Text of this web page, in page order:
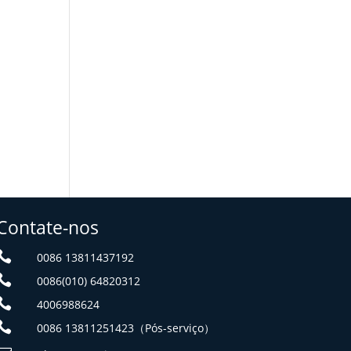
nos
0086 13811437192
0086(010) 64820312
4006988624
0086 13811251423（Pós-serviço）